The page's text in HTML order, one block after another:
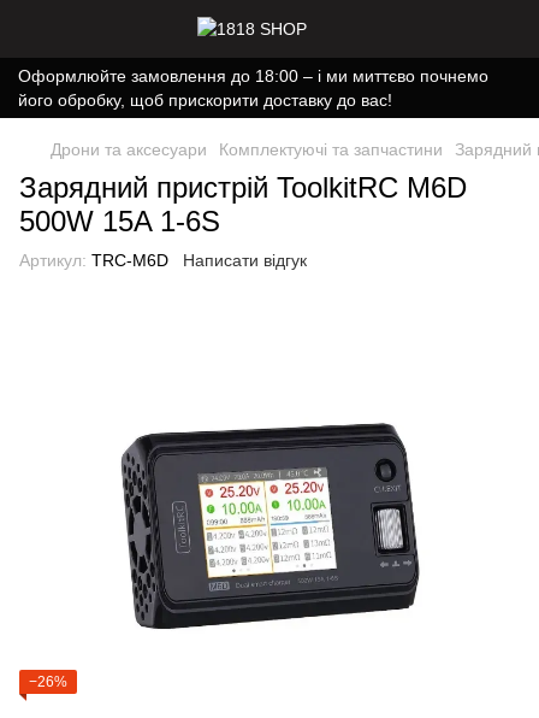
Оформлюйте замовлення до 18:00 – і ми миттєво почнемо
його обробку, щоб прискорити доставку до вас!
Дрони та аксесуари Комплектуючі та запчастини Зарядний
Зарядний пристрій ToolkitRC M6D
500W 15A 1-6S
Артикул: TRC-M6D Написати відгук
−26%